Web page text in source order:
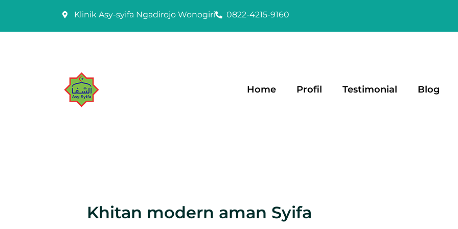
content
Klinik Asy-syifa Ngadirojo Wonogiri 0822-4215-9160
Home Profil Testimonial Blog
Khitan modern aman Syifa